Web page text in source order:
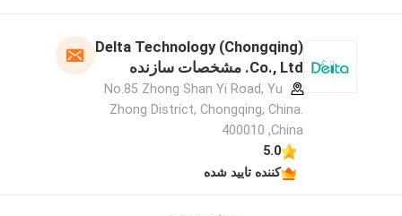
Delta Technology (Chongqing)
Co., Ltd. مشخصات سازنده
No.85 Zhong Shan Yi Road, Yu
Zhong District, Chongqing, China.
400010 ,China
5.0
کننده تایید شده